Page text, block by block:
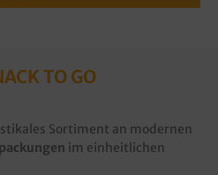
TO GO
Sortiment an modernen
im einheitlichen